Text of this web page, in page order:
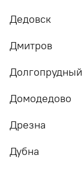
Дедовск
Дмитров
Долгопрудный
Домодедово
Дрезна
Дубна